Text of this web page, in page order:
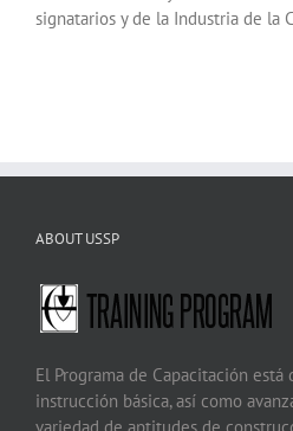
signatarios y de la Industria de la
ABOUT USSP
El Programa de Capacitación
instrucción básica, así como
variedad de aptitudes de